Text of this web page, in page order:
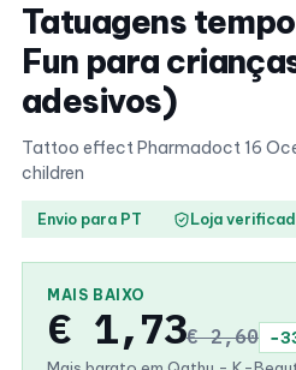
Tatuagens
Fun para
adesivos)
Tattoo effect Pharmadoct 16
children
Envio para PT Loja
MAIS BAIXO
€ 1,73€ 2,60